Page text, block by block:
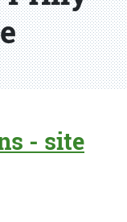
- site